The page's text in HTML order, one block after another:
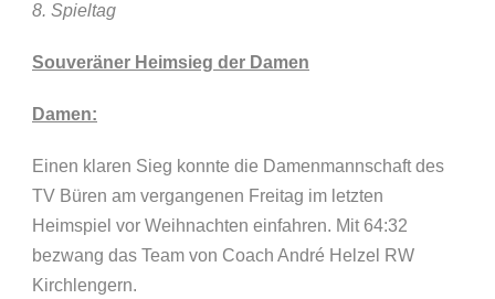
8. Spieltag
Souveräner Heimsieg der Damen
Damen:
Einen klaren Sieg konnte die Damenmannschaft des
TV Büren am vergangenen Freitag im letzten
Heimspiel vor Weihnachten einfahren. Mit 64:32
bezwang das Team von Coach André Helzel RW
Kirchlengern.